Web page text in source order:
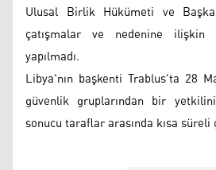
Ulusal Birlik Hükümeti ve
çatışmalar ve nedenine ilişkin
yapılmadı.
Libya'nın başkenti Trablus'ta 28
güvenlik gruplarından bir
sonucu taraflar arasında kısa süreli